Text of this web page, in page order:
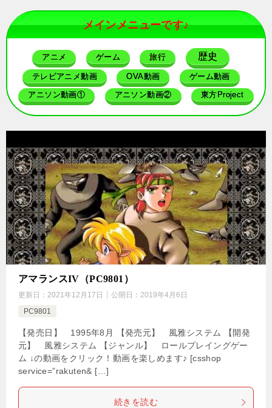
メインメニューです♪
アニメ ゲーム 旅行 歴史
テレビアニメ動画 OVA動画 ゲーム動画
アニソン動画① アニソン動画② 東方Project
アマランスIV（PC9801）
更新日： 2021年12月17日 公開日： 2019年4月6日
PC9801
【発売日】 1995年8月 【発売元】 風雅システム 【開発
元】 風雅システム 【ジャンル】 ロールプレイングゲー
ム ↓の動画をクリック！動画を楽しめます♪ [csshop
service=”rakuten& […]
続きを読む